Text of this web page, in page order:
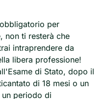
per
non ti resterà che
intraprendere da
libera professione!
di Stato, dopo il
di 18 mesi o un
periodo di